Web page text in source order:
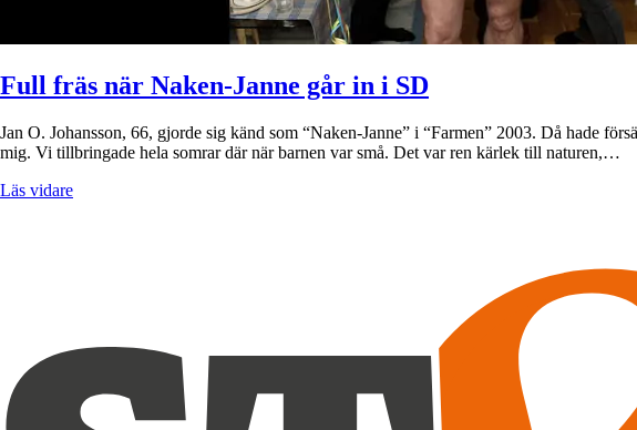
Full fräs när Naken-Janne går in i SD
Jan O. Johansson, 66, gjorde sig känd som “Naken-Janne” i “Farmen” 2003. Då hade
mig. Vi tillbringade hela somrar där när barnen var små. Det var ren kärlek till naturen,…
Läs vidare